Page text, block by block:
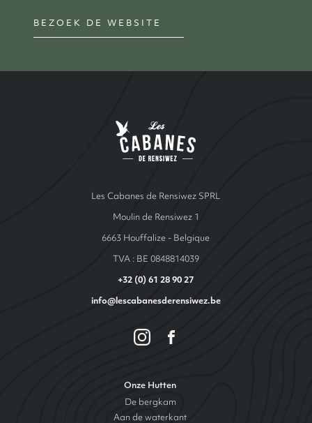
BEZOEK DE WEBSITE
Les Cabanes de Rensiwez SPRL
Moulin de Rensiwez 1
6663 Houffalize - Belgique
TVA : BE 0848814039
+32 (0) 61 28 90 27
info@lescabanesderensiwez.be
Onze Hutten
De bergkam
Aan de waterkant